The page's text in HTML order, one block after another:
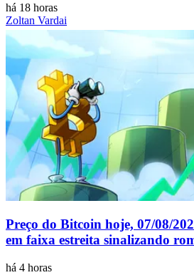
há 18 horas
Zoltan Vardai
Preço do Bitcoin hoje, 07/08/
em faixa estreita sinalizando
há 4 horas